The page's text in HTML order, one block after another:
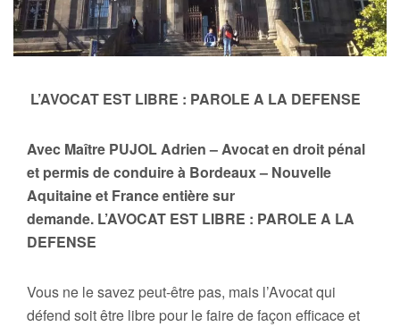
L’AVOCAT EST LIBRE : PAROLE A LA DEFENSE
Avec Maître PUJOL Adrien – Avocat en droit pénal
et permis de conduire à Bordeaux – Nouvelle
Aquitaine et France entière sur
demande. L’AVOCAT EST LIBRE : PAROLE A LA
DEFENSE
Vous ne le savez peut-être pas, mais l’Avocat qui
défend soit être libre pour le faire de façon efficace et